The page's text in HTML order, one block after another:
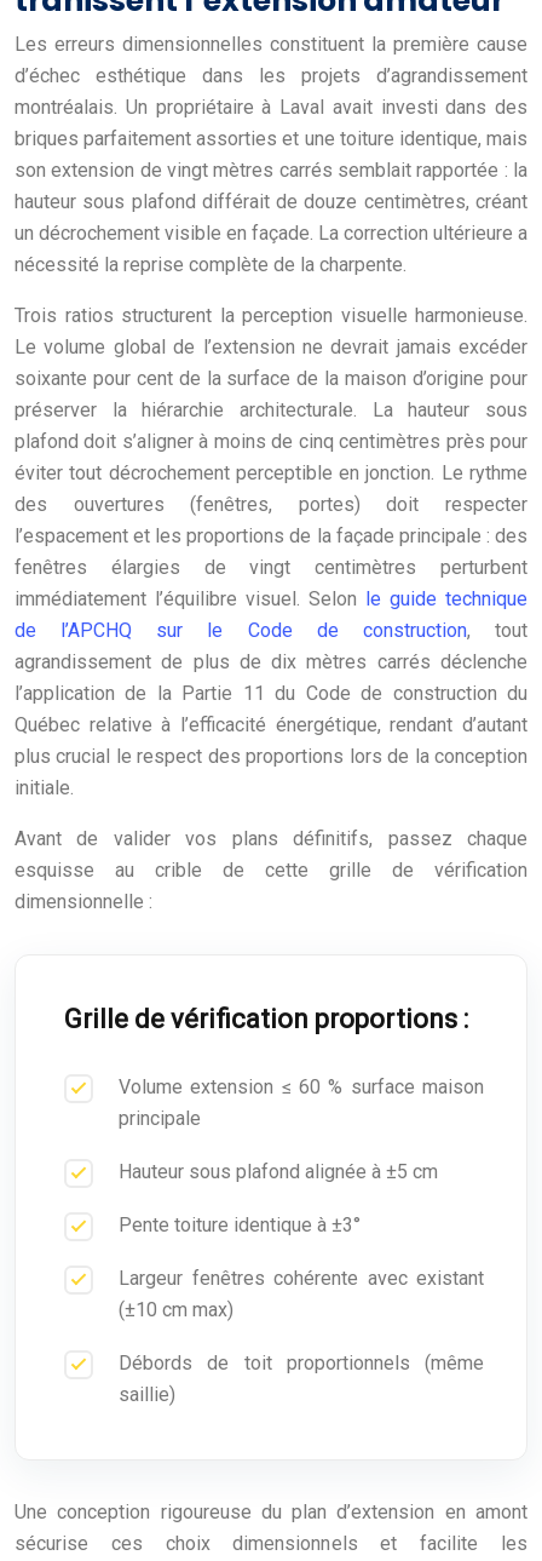
Les erreurs dimensionnelles constituent la première cause
d’échec esthétique dans les projets d’agrandissement
montréalais. Un propriétaire à Laval avait investi dans des
briques parfaitement assorties et une toiture identique, mais
son extension de vingt mètres carrés semblait rapportée : la
hauteur sous plafond différait de douze centimètres, créant
un décrochement visible en façade. La correction ultérieure a
nécessité la reprise complète de la charpente.
Trois ratios structurent la perception visuelle harmonieuse.
Le volume global de l’extension ne devrait jamais excéder
soixante pour cent de la surface de la maison d’origine pour
préserver la hiérarchie architecturale. La hauteur sous
plafond doit s’aligner à moins de cinq centimètres près pour
éviter tout décrochement perceptible en jonction. Le rythme
des ouvertures (fenêtres, portes) doit respecter
l’espacement et les proportions de la façade principale : des
fenêtres élargies de vingt centimètres perturbent
immédiatement l’équilibre visuel. Selon le guide technique
de l’APCHQ sur le Code de construction, tout
agrandissement de plus de dix mètres carrés déclenche
l’application de la Partie 11 du Code de construction du
Québec relative à l’efficacité énergétique, rendant d’autant
plus crucial le respect des proportions lors de la conception
initiale.
Avant de valider vos plans définitifs, passez chaque
esquisse au crible de cette grille de vérification
dimensionnelle :
Grille de vérification proportions :
Volume extension ≤ 60 % surface maison
principale
Hauteur sous plafond alignée à ±5 cm
Pente toiture identique à ±3°
Largeur fenêtres cohérente avec existant
(±10 cm max)
Débords de toit proportionnels (même
saillie)
Une conception rigoureuse du plan d’extension en amont
sécurise ces choix dimensionnels et facilite les